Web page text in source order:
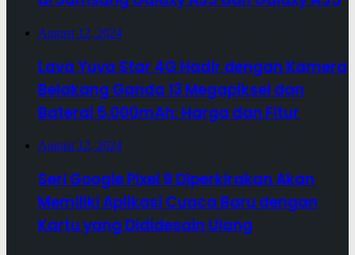
August 12, 2024
Lava Yuva Star 4G Hadir dengan Kamera
Belakang Ganda 13 Megapiksel dan
Baterai 5.000mAh: Harga dan Fitur
August 12, 2024
Seri Google Pixel 9 Diperkirakan Akan
Memiliki Aplikasi Cuaca Baru dengan
Kartu yang Dididesain Ulang